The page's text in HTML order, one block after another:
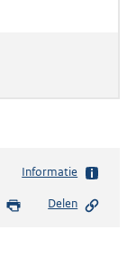
Informatie
Delen